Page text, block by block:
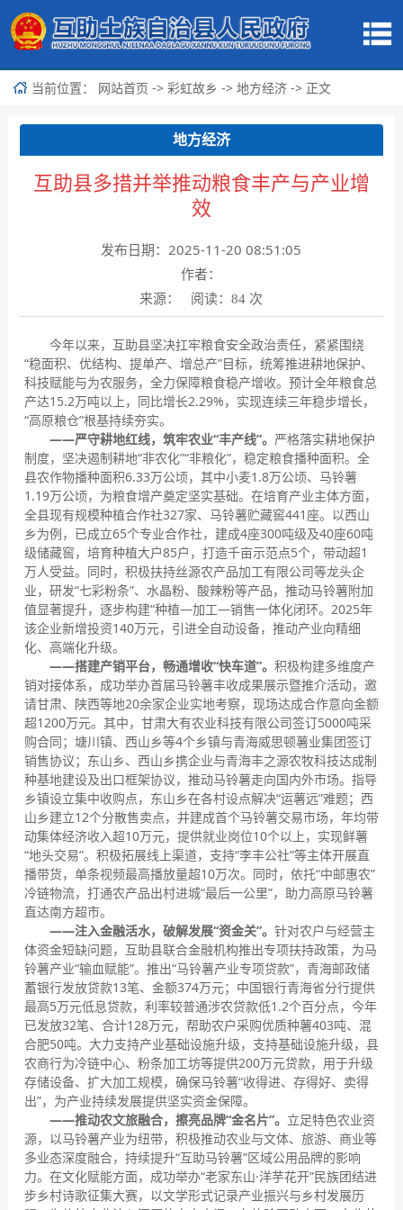
当前位置： 网站首页 -> 彩虹故乡 -> 地方经济 -> 正文
地方经济
互助县多措并举推动粮食丰产与产业增
效
发布日期：2025-11-20 08:51:05
作者：
来源： 阅读：84 次
今年以来，互助县坚决扛牢粮食安全政治责任，紧紧围绕
“稳面积、优结构、提单产、增总产”目标，统筹推进耕地保护、
科技赋能与为农服务，全力保障粮食稳产增收。预计全年粮食总
产达15.2万吨以上，同比增长2.29%，实现连续三年稳步增长，
“高原粮仓”根基持续夯实。
——严守耕地红线， 筑牢农业“丰产线”。 严格落实耕地保护
制度，坚决遏制耕地“非农化”“非粮化”，稳定粮食播种面积。全
县农作物播种面积6.33万公顷，其中小麦1.8万公顷、马铃薯
1.19万公顷，为粮食增产奠定坚实基础。在培育产业主体方面，
全县现有规模种植合作社327家、马铃薯贮藏窖441座。以西山
乡为例，已成立65个专业合作社，建成4座300吨级及40座60吨
级储藏窖，培育种植大户85户，打造千亩示范点5个，带动超1
万人受益。同时，积极扶持丝源农产品加工有限公司等龙头企
业，研发“七彩粉条”、水晶粉、酸辣粉等产品，推动马铃薯附加
值显著提升，逐步构建“种植—加工—销售一体化闭环。2025年
该企业新增投资140万元，引进全自动设备，推动产业向精细
化、高端化升级。
——搭建产销平台，畅通增收“快车道”。 积极构建多维度产
销对接体系，成功举办首届马铃薯丰收成果展示暨推介活动，邀
请甘肃、陕西等地20余家企业实地考察，现场达成合作意向金额
超1200万元。其中，甘肃大有农业科技有限公司签订5000吨采
购合同；塘川镇、西山乡等4个乡镇与青海威思顿薯业集团签订
销售协议；东山乡、西山乡携企业与青海丰之源农牧科技达成制
种基地建设及出口框架协议，推动马铃薯走向国内外市场。指导
乡镇设立集中收购点，东山乡在各村设点解决“运薯远”难题；西
山乡建立12个分散售卖点，并建成首个马铃薯交易市场，年均带
动集体经济收入超10万元，提供就业岗位10个以上，实现鲜薯
“地头交易”。积极拓展线上渠道，支持“李丰公社”等主体开展直
播带货，单条视频最高播放量超10万次。同时，依托“中邮惠农”
冷链物流，打通农产品出村进城“最后一公里”，助力高原马铃薯
直达南方超市。
——注入金融活水，破解发展“资金关”。 针对农户与经营主
体资金短缺问题，互助县联合金融机构推出专项扶持政策，为马
铃薯产业“输血赋能”。推出“马铃薯产业专项贷款”，青海邮政储
蓄银行发放贷款13笔、金额374万元；中国银行青海省分行提供
最高5万元低息贷款，利率较普通涉农贷款低1.2个百分点，今年
已发放32笔、合计128万元，帮助农户采购优质种薯403吨、混
合肥50吨。大力支持产业基础设施升级，支持基础设施升级，县
农商行为冷链中心、粉条加工坊等提供200万元贷款，用于升级
存储设备、扩大加工规模，确保马铃薯“收得进、存得好、卖得
出”，为产业持续发展提供坚实资金保障。
——推动农文旅融合，擦亮品牌“金名片”。 立足特色农业资
源，以马铃薯产业为纽带，积极推动农业与文体、旅游、商业等
多业态深度融合，持续提升“互助马铃薯”区域公用品牌的影响
力。在文化赋能方面，成功举办“老家东山·洋芋花开”民族团结进
步乡村诗歌征集大赛，以文学形式记录产业振兴与乡村发展历